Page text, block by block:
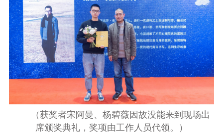
（获奖者宋阿曼、杨碧薇因故没能来到现场出
席颁奖典礼，奖项由工作人员代领。）